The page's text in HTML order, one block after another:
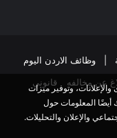
وظائف الاردن اليوم
عن مخالفه
قانوني
وتوفير ميزات
أيضًا المعلومات حول
والإعلان والتحليلات.